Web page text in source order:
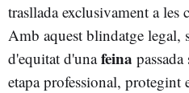
trasllada exclusivament a les
Amb aquest blindatge legal,
d'equitat d'unafeina
etapa professional, protegint